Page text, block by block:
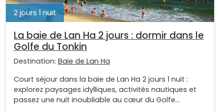
2 jours 1 nuit
La baie de Lan Ha 2 jours : dormir dans le
Golfe du Tonkin
Destination: Baie de Lan Ha
Court séjour dans la baie de Lan Ha 2 jours 1 nuit :
explorez paysages idylliques, activités nautiques et
passez une nuit inoubliable au cœur du Golfe...